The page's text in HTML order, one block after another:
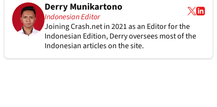
Derry Munikartono
Indonesian Editor
Joining Crash.net in 2021 as an Editor for the
Indonesian Edition, Derry oversees most of the
Indonesian articles on the site.